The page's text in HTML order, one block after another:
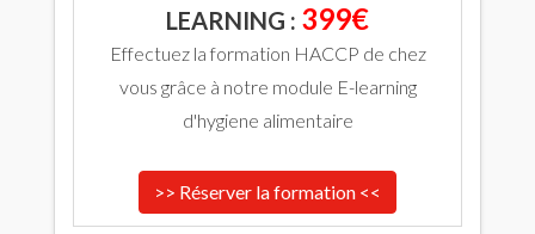
LEARNING : 399€
Effectuez la formation HACCP de chez
vous grâce à notre module E-learning
d'hygiene alimentaire
>> Réserver la formation <<